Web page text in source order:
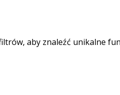
aby znaleźć unikalne